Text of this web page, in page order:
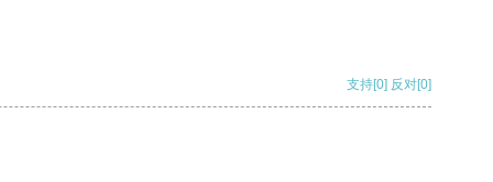
支持[0] 反对[0]